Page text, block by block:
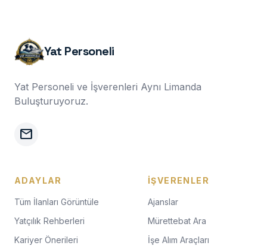
Yat Personeli
Yat Personeli ve İşverenleri Aynı Limanda
Buluşturuyoruz.
mail
ADAYLAR
Tüm İlanları Görüntüle
Yatçılık Rehberleri
Kariyer Önerileri
İŞVERENLER
Ajanslar
Mürettebat Ara
İşe Alım Araçları